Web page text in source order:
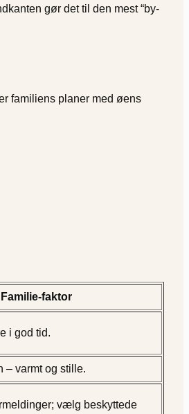
gør det til den mest “by-
familiens planer med øens
Familie-faktor
i god tid.
– varmt og stille.
vælg beskyttede